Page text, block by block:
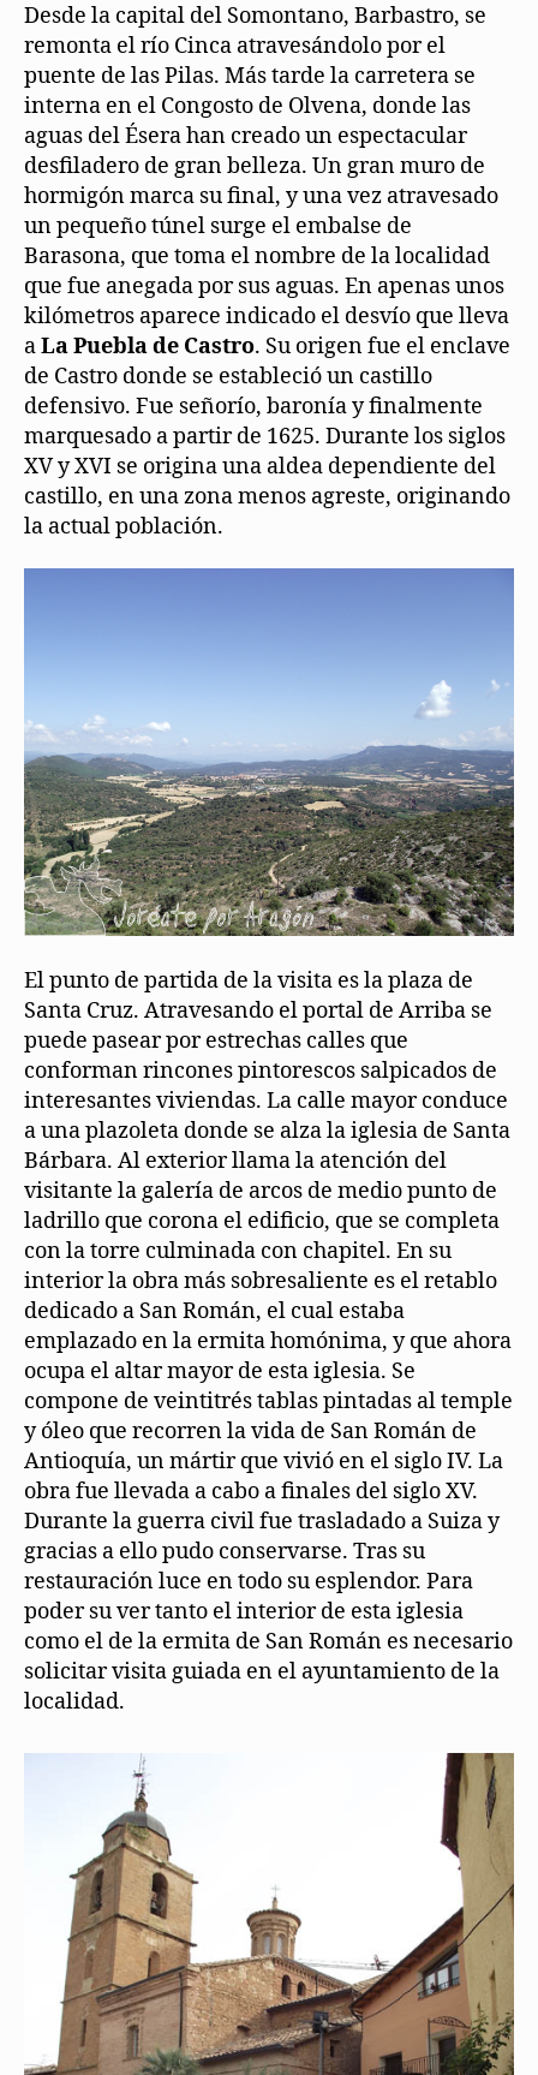
Desde la capital del Somontano, Barbastro, se
remonta el río Cinca atravesándolo por el
puente de las Pilas. Más tarde la carretera se
interna en el Congosto de Olvena, donde las
aguas del Ésera han creado un espectacular
desfiladero de gran belleza. Un gran muro de
hormigón marca su final, y una vez atravesado
un pequeño túnel surge el embalse de
Barasona, que toma el nombre de la localidad
que fue anegada por sus aguas. En apenas unos
kilómetros aparece indicado el desvío que lleva
aLa Puebla de Castro. Su origen fue el enclave
de Castro donde se estableció un castillo
defensivo. Fue señorío, baronía y finalmente
marquesado a partir de 1625. Durante los siglos
XV y XVI se origina una aldea dependiente del
castillo, en una zona menos agreste, originando
la actual población.
El punto de partida de la visita es la plaza de
Santa Cruz. Atravesando el portal de Arriba se
puede pasear por estrechas calles que
conforman rincones pintorescos salpicados de
interesantes viviendas. La calle mayor conduce
a una plazoleta donde se alza la iglesia de Santa
Bárbara. Al exterior llama la atención del
visitante la galería de arcos de medio punto de
ladrillo que corona el edificio, que se completa
con la torre culminada con chapitel. En su
interior la obra más sobresaliente es el retablo
dedicado a San Román, el cual estaba
emplazado en la ermita homónima, y que ahora
ocupa el altar mayor de esta iglesia. Se
compone de veintitrés tablas pintadas al temple
y óleo que recorren la vida de San Román de
Antioquía, un mártir que vivió en el siglo IV. La
obra fue llevada a cabo a finales del siglo XV.
Durante la guerra civil fue trasladado a Suiza y
gracias a ello pudo conservarse. Tras su
restauración luce en todo su esplendor. Para
poder su ver tanto el interior de esta iglesia
como el de la ermita de San Román es necesario
solicitar visita guiada en el ayuntamiento de la
localidad.